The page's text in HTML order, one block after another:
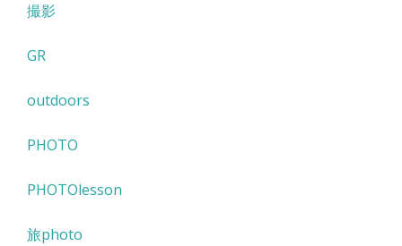
撮影
GR
outdoors
PHOTO
PHOTOlesson
旅photo